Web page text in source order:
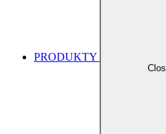
PRODUKTY